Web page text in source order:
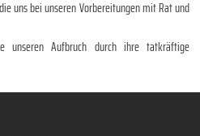
uns bei unseren Vorbereitungen mit Rat und
unseren Aufbruch durch ihre tatkräftige